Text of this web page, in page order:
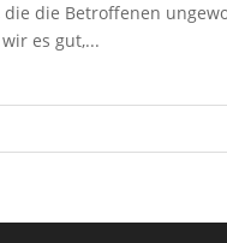
die die Betroffenen
es gut,...